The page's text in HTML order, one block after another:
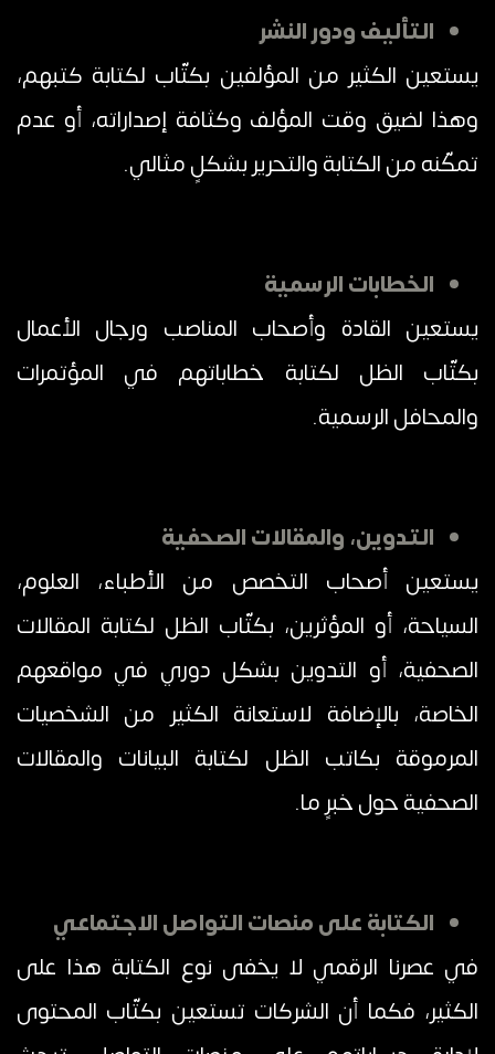
التأليف ودور النشر
يستعين الكثير من المؤلفين بكتّاب لكتابة كتبهم،
وهذا لضيق وقت المؤلف وكثافة إصداراته، أو عدم
تمكّنه من الكتابة والتحرير بشكلٍ مثالي.
الخطابات الرسمية
يستعين القادة وأصحاب المناصب ورجال الأعمال
بكتّاب الظل لكتابة خطاباتهم في المؤتمرات
والمحافل الرسمية.
التدوين، والمقالات الصحفية
يستعين أصحاب التخصص من الأطباء، العلوم،
السياحة، أو المؤثرين، بكتّاب الظل لكتابة المقالات
الصحفية، أو التدوين بشكل دوري في مواقعهم
الخاصة، بالإضافة لاستعانة الكثير من الشخصيات
المرموقة بكاتب الظل لكتابة البيانات والمقالات
الصحفية حول خبرٍ ما.
الكتابة على منصات التواصل الاجتماعي
في عصرنا الرقمي لا يخفى نوع الكتابة هذا على
الكثير، فكما أن الشركات تستعين بكتّاب المحتوى